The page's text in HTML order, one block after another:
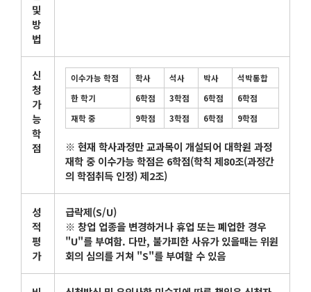
및
방
법
신
청
가
능
학
점
이수가능 학점 학사 석사 박사
석박통합
한 학기
6학점 3학점 6학점 6학점
재학 중
9학점 3학점 6학점 9학점
※ 현재 학사과정만 교과목이 개설되어 대학원 과정
재학 중 이수가능 학점은 6학점(학칙 제80조(과정간
의 학점취득 인정)제2조)
성
적
평
가
급락제(S/U)
※ 창업 업종을 변경하거나 휴업 또는 폐업한 경우
"U"를 부여함. 다만, 불가피한 사유가 있을때는 위원
회의 심의를 거쳐 "S"를 부여할 수 있음